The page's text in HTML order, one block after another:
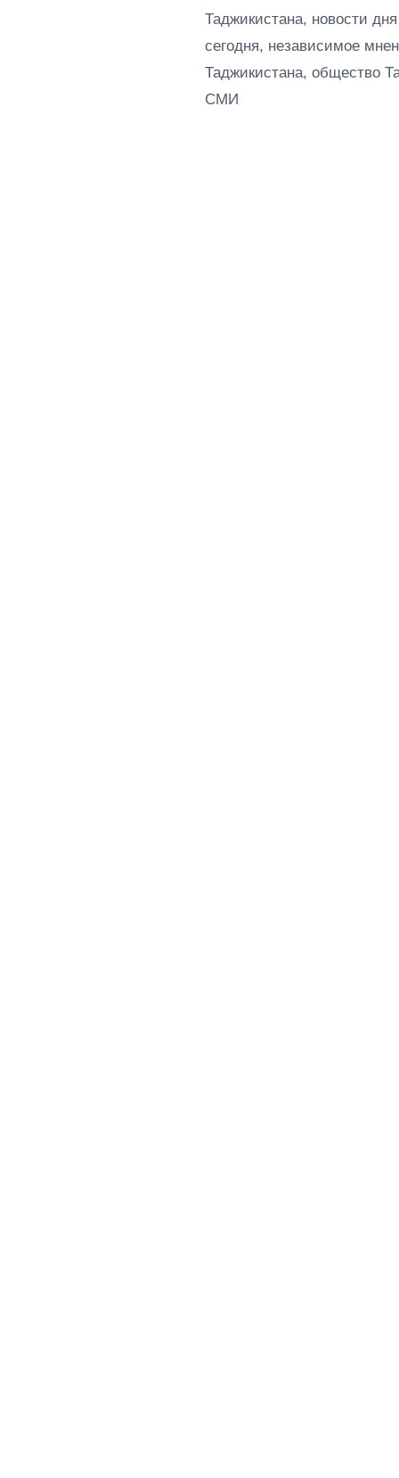
Таджикистана, новости
сегодня, независимое
Таджикистана, общество
СМИ